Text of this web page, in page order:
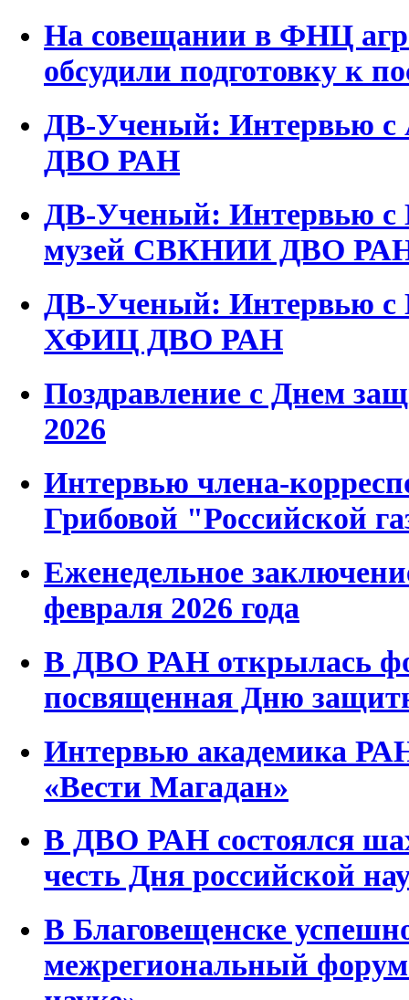
На совещании в ФНЦ
обсудили подготовку к
ДВ-Ученый: Интервью
ДВО РАН
ДВ-Ученый: Интервью с
музей СВКНИИ ДВО
ДВ-Ученый: Интервью
ХФИЦ ДВО РАН
Поздравление с Днем
2026
Интервью члена-
Грибовой "Российской
Еженедельное
февраля 2026 года
В ДВО РАН открылась
посвященная Дню
Интервью академика
«Вести Магадан»
В ДВО РАН состоялся
честь Дня российской
В Благовещенске
межрегиональный